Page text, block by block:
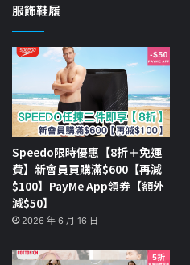
服飾鞋履
Speedo限時優惠【8折＋免運
費】新會員買購滿$600【再減
$100】PayMe App領券【額外
減$50】
2026 年 6 月 16 日